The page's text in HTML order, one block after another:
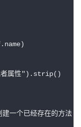
者属性").strip()
一个已经存在的方法